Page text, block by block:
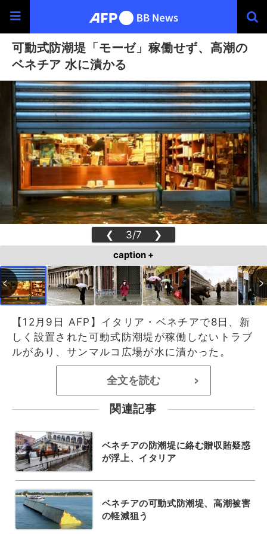
可動式防潮堤「モーゼ」稼働せず、高潮の
ベネチア 水に漬かる
❮ 3/7 ❯
caption +
【12月9日 AFP】イタリア・ベネチアで8日、新
しく設置された可動式防潮堤が稼働しないトラブ
ルがあり、サンマルコ広場が水に漬かった。
全文を読む >
関連記事
ベネチアの防潮堤に絡む贈収賄疑惑
が浮上、イタリア
ベネチアの可動式防潮堤、高潮被害
の軽減狙う